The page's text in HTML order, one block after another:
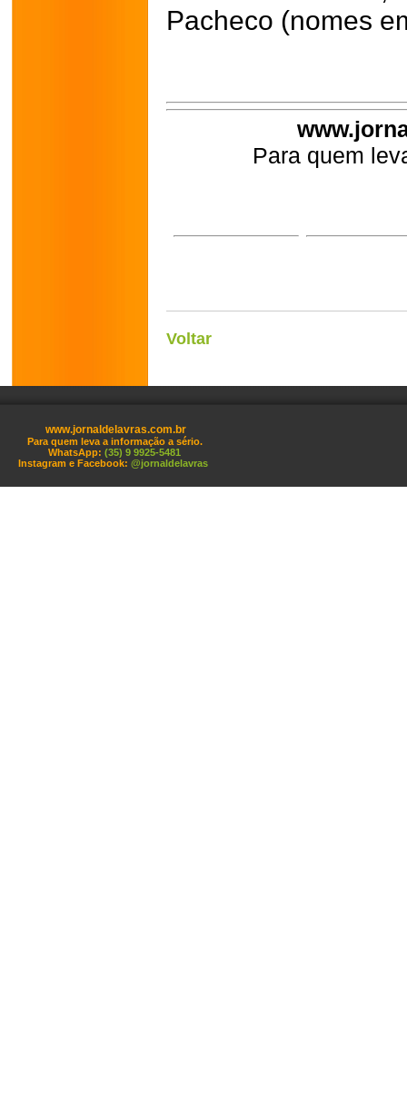
Pacheco (nomes
Para quem
Voltar
www.jornaldelavras.com.br
Para quem leva a informação a sério.
WhatsApp: (35) 9 9925-5481
Instagram e Facebook: @jornaldelavras